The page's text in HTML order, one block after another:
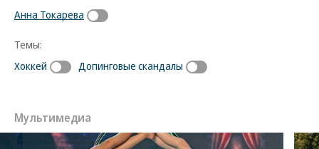
Анна Токарева
Темы:
Хоккей
Допинговые скандалы
Мультимедиа